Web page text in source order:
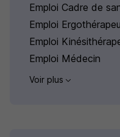
Emploi Cadre de
Emploi
Emploi
Emploi Médecin
Voir plus